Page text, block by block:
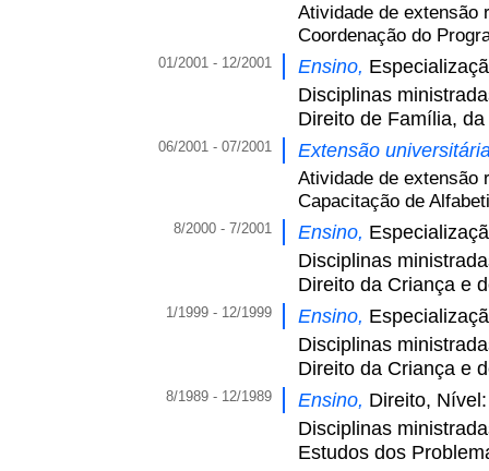
Atividade de extensão
Coordenação do
01/2001 - 12/2001 Ensino,
Disciplinas
Direito de Família,
06/2001 - 07/2001 Extensão
Atividade de extensão
Capacitação de
8/2000 - 7/2001 Ensino,
Disciplinas
Direito da Criança e
1/1999 - 12/1999 Ensino,
Disciplinas
Direito da Criança e
8/1989 - 12/1989 Ensino, Direito,
Disciplinas
Estudos dos